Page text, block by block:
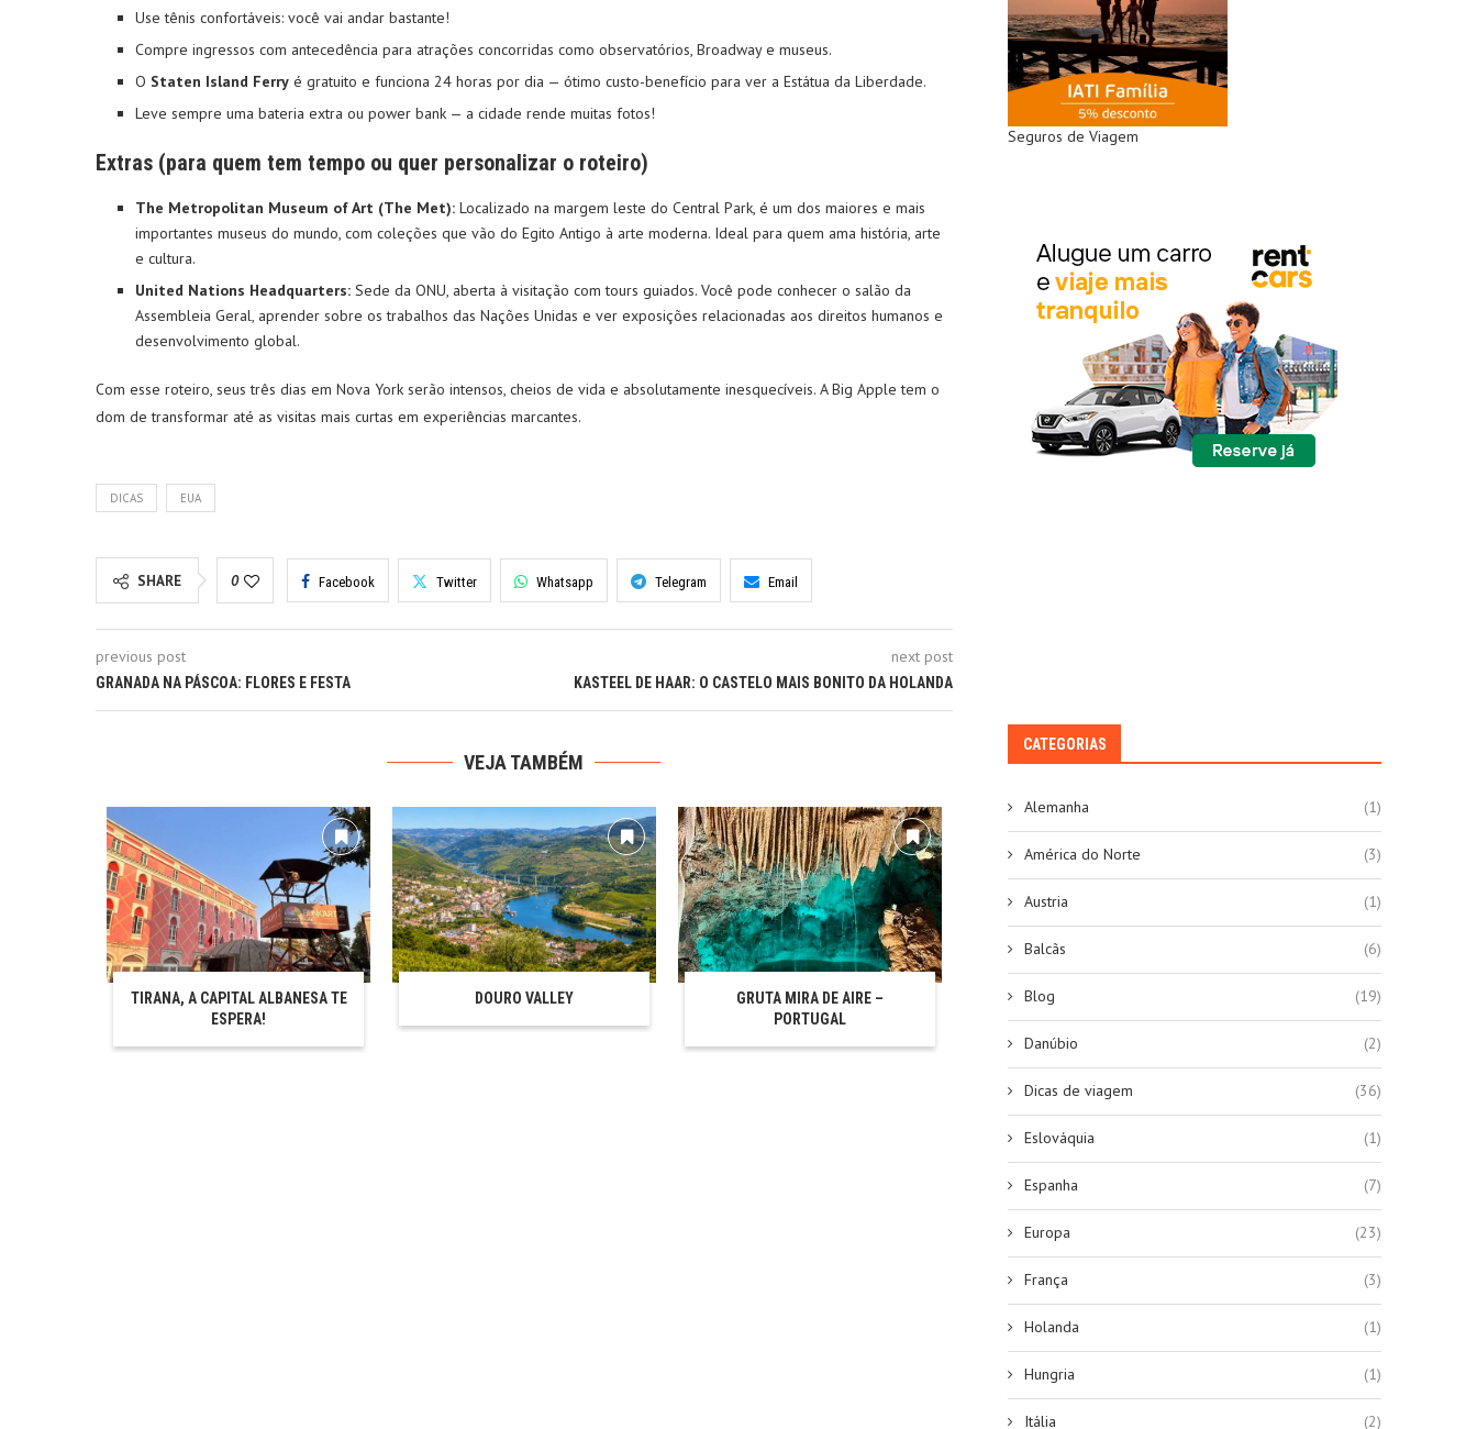
Use tênis confortáveis: você vai andar bastante!
Compre ingressos com antecedência para atrações concorridas como observatórios, Broadway e museus.
O Staten Island Ferry é gratuito e funciona 24 horas por dia — ótimo custo-benefício para ver a Estátua da Liberdade.
Leve sempre uma bateria extra ou power bank — a cidade rende muitas fotos!
Extras (para quem tem tempo ou quer personalizar o roteiro)
The Metropolitan Museum of Art (The Met): Localizado na margem leste do Central Park, é um dos maiores e mais
importantes museus do mundo, com coleções que vão do Egito Antigo à arte moderna. Ideal para quem ama história, arte
e cultura.
United Nations Headquarters: Sede da ONU, aberta à visitação com tours guiados. Você pode conhecer o salão da
Assembleia Geral, aprender sobre os trabalhos das Nações Unidas e ver exposições relacionadas aos direitos humanos e
desenvolvimento global.
Com esse roteiro, seus três dias em Nova York serão intensos, cheios de vida e absolutamente inesquecíveis. A Big Apple tem o
dom de transformar até as visitas mais curtas em experiências marcantes.
DICAS EUA
SHARE 0 Facebook Twitter Whatsapp Telegram Email
previous post
GRANADA NA PÁSCOA: FLORES E FESTA
next post
KASTEEL DE HAAR: O CASTELO MAIS BONITO DA HOLANDA
VEJA TAMBÉM
TIRANA, A CAPITAL ALBANESA TE
ESPERA!
DOURO VALLEY
GRUTA MIRA DE AIRE –
PORTUGAL
Seguros de Viagem
CATEGORIAS
Alemanha (1)
América do Norte (3)
Austria (1)
Balcãs (6)
Blog (19)
Danúbio (2)
Dicas de viagem (36)
Eslováquia (1)
Espanha (7)
Europa (23)
França (3)
Holanda (1)
Hungria (1)
Itália (2)